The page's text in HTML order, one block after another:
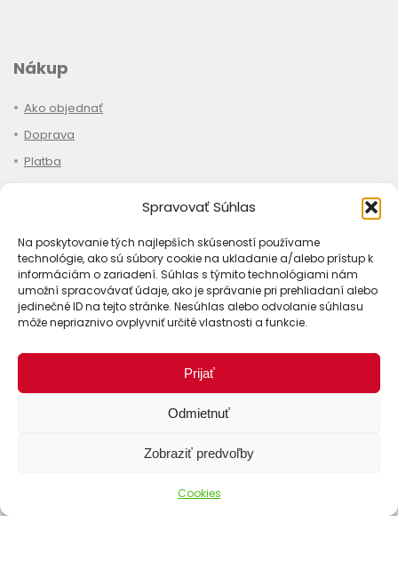
Spravovať Súhlas
Na poskytovanie tých najlepších skúseností používame
technológie, ako sú súbory cookie na ukladanie a/alebo prístup k
informáciám o zariadení. Súhlas s týmito technológiami nám
umožní spracovávať údaje, ako je správanie pri prehliadaní alebo
jedinečné ID na tejto stránke. Nesúhlas alebo odvolanie súhlasu
môže nepriaznivo ovplyvniť určité vlastnosti a funkcie.
Prijať
Odmietnuť
Zobraziť predvoľby
Cookies
Nákup
Ako objednať
Doprava
Platba